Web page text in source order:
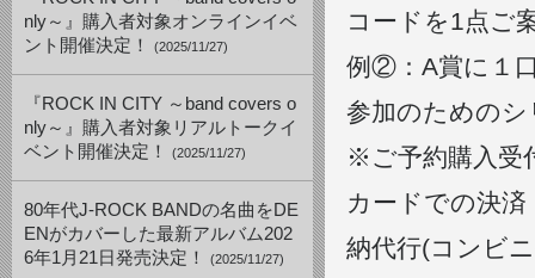
nly～』購入者対象オンラインイベ
ント開催決定！
(2025/11/27)
『ROCK IN CITY ～band covers o
nly～』購入者対象リアルトークイ
ベント開催決定！
(2025/11/27)
80年代J-ROCK BANDの名曲をDE
ENがカバーした最新アルバム202
6年1月21日発売決定！
(2025/11/27)
コードを1点ご
例②：A賞に１
参加のための
※ご予約購入受
カードでの決
納代行(コンビ